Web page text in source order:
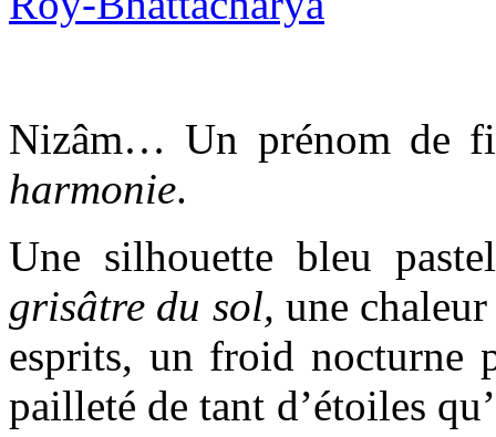
Nizâm… Un prénom de
harmonie.
Une silhouette bleu
grisâtre du sol, une
esprits, un froid nocturne
pailleté de tant d’étoiles